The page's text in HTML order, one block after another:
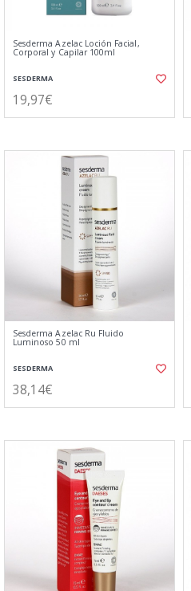
Sesderma Azelac Loción Facial,
Corporal y Capilar 100ml
SESDERMA
19,97€
Sesderma Azelac Ru Fluido
Luminoso 50 ml
SESDERMA
38,14€